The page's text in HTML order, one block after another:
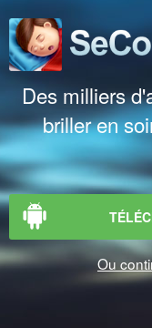
Des milliers
briller en
Ou